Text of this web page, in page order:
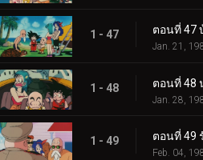
1 - 47 ตอนที่ 47
Jan. 21,
1 - 48
Jan. 28,
1 - 49 ตอนที่ 49
Feb. 04,